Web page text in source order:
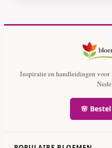
Inspiratie en handleidingen voor
🌸